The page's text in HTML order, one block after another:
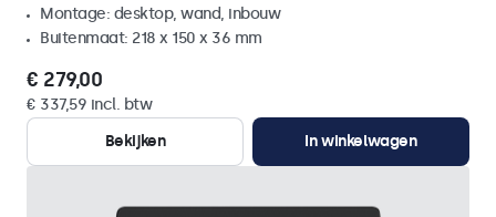
Montage: desktop, wand, inbouw
Buitenmaat: 218 x 150 x 36 mm
€ 279,00
€ 337,59 incl. btw
Bekijken
In winkelwagen